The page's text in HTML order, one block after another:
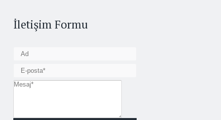
İletişim Formu